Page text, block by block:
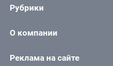
Рубрики
О компании
Реклама на сайте